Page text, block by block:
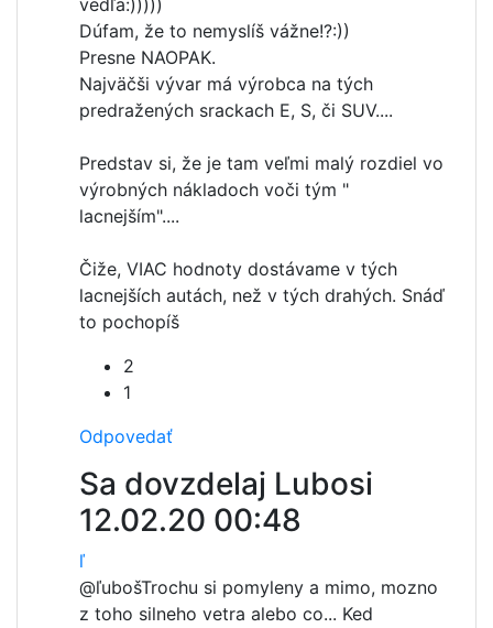
vedľa:)))))
Dúfam, že to nemyslíš vážne!?:))
Presne NAOPAK.
Najväčši vývar má výrobca na tých
predražených srackach E, S, či SUV....
Predstav si, že je tam veľmi malý rozdiel vo
výrobných nákladoch voči tým "
lacnejším"....
Čiže, VIAC hodnoty dostávame v tých
lacnejších autách, než v tých drahých. Snáď
to pochopíš
2
1
Odpovedať
Sa dovzdelaj Lubosi
12.02.20 00:48
ľ
@ľubošTrochu si pomyleny a mimo, mozno
z toho silneho vetra alebo co... Ked